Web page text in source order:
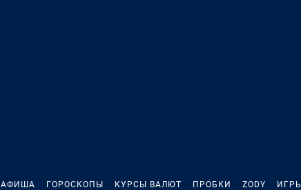
АФИША ГОРОСКОПЫ КУРСЫ ВАЛЮТ ПРОБКИ ZODY ИГРЫ